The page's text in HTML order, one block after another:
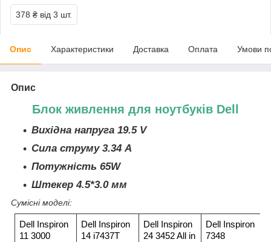
378 ₴ від 3 шт.
Опис Характеристики Доставка Оплата Умови
Опис
Блок живлення для ноутбуків Dell
Вихідна напруга 19.5 V
Сила струму 3.34 A
Потужність 65W
Штекер 4.5*3.0 мм
Сумісні моделі:
Dell Inspiron
11 3000
Dell Inspiron
14 i7437T
Dell Inspiron
24 3452 All in
Dell Inspiron
7348